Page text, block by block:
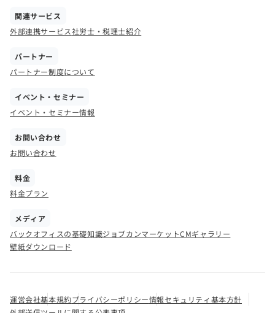
関連サービス
外部連携サービス社労士・税理士紹介
パートナー
パートナー制度について
イベント・セミナー
イベント・セミナー情報
お問い合わせ
お問い合わせ
料金
料金プラン
メディア
バックオフィスの基礎知識ジョブカンマーケットCMギャラリー
壁紙ダウンロード
運営会社基本規約プライバシーポリシー情報セキュリティ基本方針